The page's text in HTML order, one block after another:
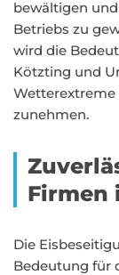
bewältigen
Betriebs zu
wird die
Kötzting und
zunehmen.
Firmen
Die
Bedeutung für